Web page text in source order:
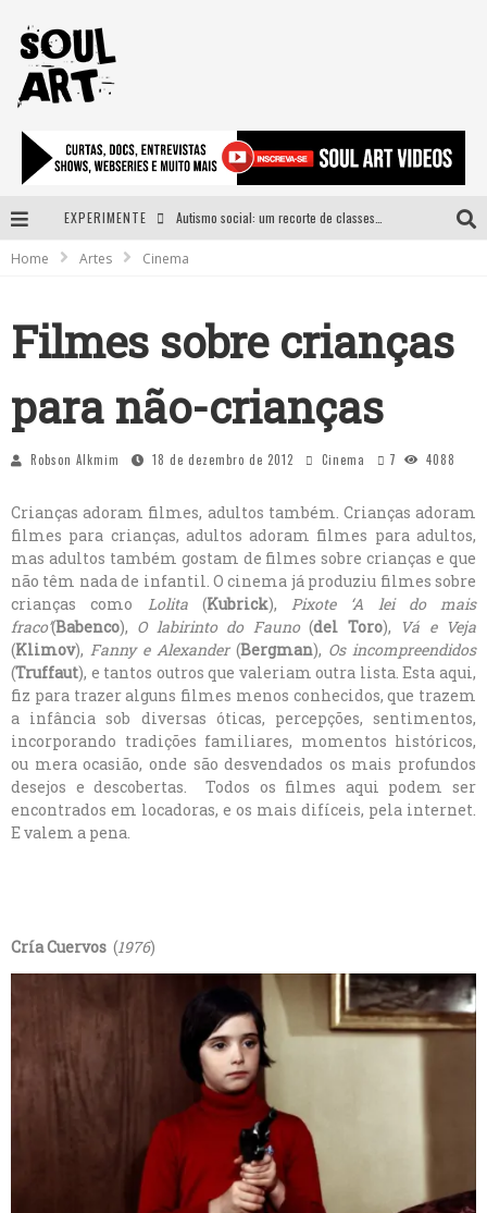
EXPERIMENTE
A subida da rampa é diferente!
Home Artes Cinema
Filmes sobre crianças
para não-crianças
Robson Alkmim 18 de dezembro de 2012 Cinema 7 4088
Crianças adoram filmes, adultos também. Crianças adoram
filmes para crianças, adultos adoram filmes para adultos,
mas adultos também gostam de filmes sobre crianças e que
não têm nada de infantil. O cinema já produziu filmes sobre
crianças como Lolita(Kubrick), Pixote ‘A lei do mais
fraco’(Babenco), O labirinto do Fauno(del Toro),
Vá e Veja
(Klimov), Fanny e Alexander(Bergman), Os incompreendidos
(Truffaut), e tantos outros que valeriam outra lista. Esta aqui,
fiz para trazer alguns filmes menos conhecidos, que trazem
a infância sob diversas óticas, percepções, sentimentos,
incorporando tradições familiares, momentos históricos,
ou mera ocasião, onde são desvendados os mais profundos
desejos e descobertas. Todos os filmes aqui podem ser
encontrados em locadoras, e os mais difíceis, pela internet.
E valem a pena.
Cría Cuervos (1976)